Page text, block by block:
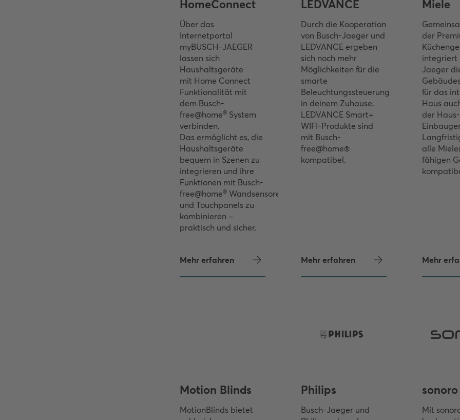
HomeConnect
Über das
Internetportal
myBUSCH-JAEGER
lassen sich
Haushaltsgeräte
mit Home Connect
Funktionalität mit
dem Busch-
free@home® System
verbinden.
Das ermöglicht es, die
Haushaltsgeräte
bequem in Szenen zu
integrieren und ihre
Funktionen mit Busch-
free@home® Wandsensoren
und Touchpanels zu
kombinieren –
praktisch und sicher.
Mehr erfahren
LEDVANCE
Durch die Kooperation
von Busch-Jaeger und
LEDVANCE ergeben
sich noch mehr
Möglichkeiten für die
smarte
Beleuchtungssteuerung
in deinem Zuhause.
LEDVANCE Smart+
WIFI-Produkte sind
mit Busch-
free@home®
kompatibel.
Mehr erfahren
Miele
der
integriert
Jaeger
für das
Haus
der
alle
fähigen
Mehr
Motion Blinds
MotionBlinds bietet
Philips
Busch-Jaeger und
sonoro
Mit